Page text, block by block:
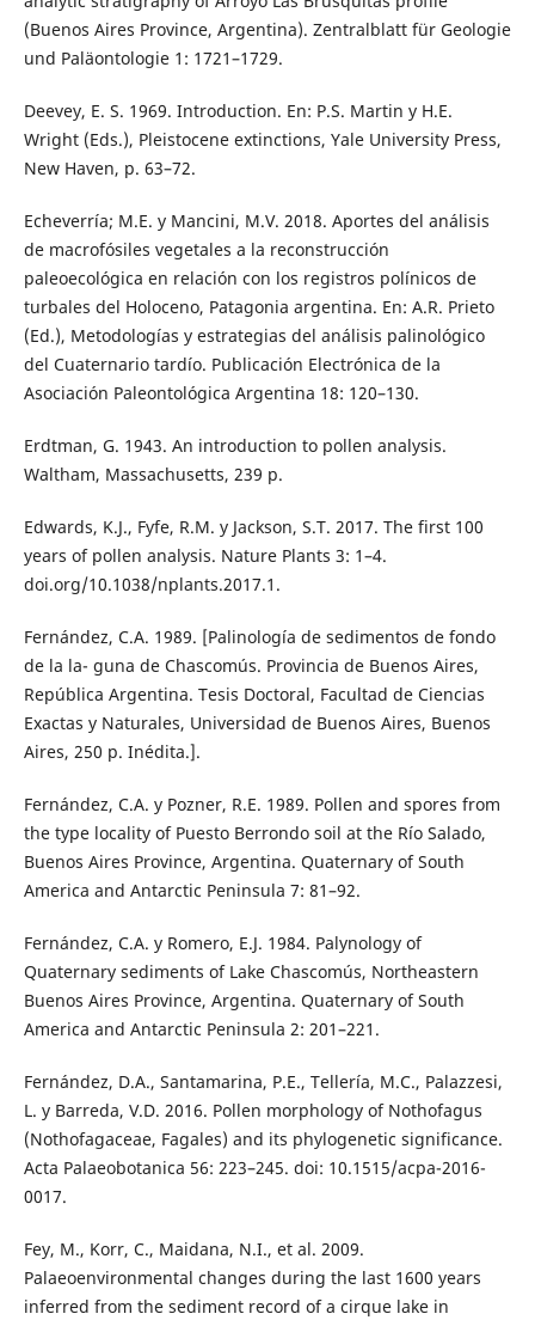
(Buenos Aires Province, Argentina). Zentralblatt für Geologie
und Paläontologie 1: 1721–1729.
Deevey, E. S. 1969. Introduction. En: P.S. Martin y H.E.
Wright (Eds.), Pleistocene extinctions, Yale University Press,
New Haven, p. 63–72.
Echeverría; M.E. y Mancini, M.V. 2018. Aportes del análisis
de macrofósiles vegetales a la reconstrucción
paleoecológica en relación con los registros polínicos de
turbales del Holoceno, Patagonia argentina. En: A.R. Prieto
(Ed.), Metodologías y estrategias del análisis palinológico
del Cuaternario tardío. Publicación Electrónica de la
Asociación Paleontológica Argentina 18: 120–130.
Erdtman, G. 1943. An introduction to pollen analysis.
Waltham, Massachusetts, 239 p.
Edwards, K.J., Fyfe, R.M. y Jackson, S.T. 2017. The first 100
years of pollen analysis. Nature Plants 3: 1–4.
doi.org/10.1038/nplants.2017.1.
Fernández, C.A. 1989. [Palinología de sedimentos de fondo
de la la- guna de Chascomús. Provincia de Buenos Aires,
República Argentina. Tesis Doctoral, Facultad de Ciencias
Exactas y Naturales, Universidad de Buenos Aires, Buenos
Aires, 250 p. Inédita.].
Fernández, C.A. y Pozner, R.E. 1989. Pollen and spores from
the type locality of Puesto Berrondo soil at the Río Salado,
Buenos Aires Province, Argentina. Quaternary of South
America and Antarctic Peninsula 7: 81–92.
Fernández, C.A. y Romero, E.J. 1984. Palynology of
Quaternary sediments of Lake Chascomús, Northeastern
Buenos Aires Province, Argentina. Quaternary of South
America and Antarctic Peninsula 2: 201–221.
Fernández, D.A., Santamarina, P.E., Tellería, M.C., Palazzesi,
L. y Barreda, V.D. 2016. Pollen morphology of Nothofagus
(Nothofagaceae, Fagales) and its phylogenetic significance.
Acta Palaeobotanica 56: 223–245. doi: 10.1515/acpa-2016-
0017.
Fey, M., Korr, C., Maidana, N.I., et al. 2009.
Palaeoenvironmental changes during the last 1600 years
inferred from the sediment record of a cirque lake in